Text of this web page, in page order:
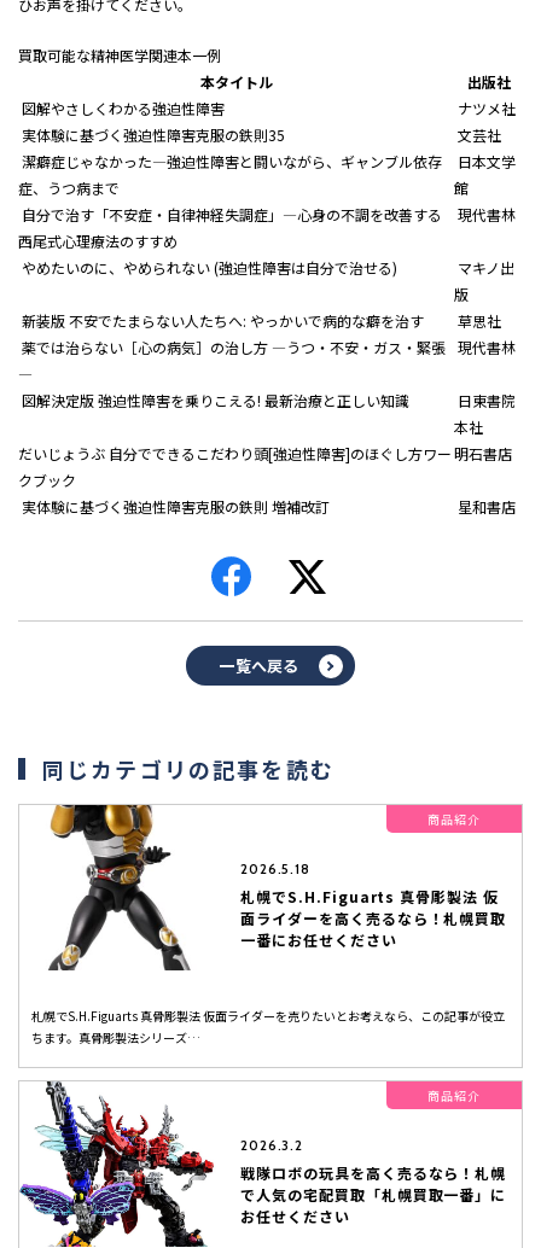
ひお声を掛けてください。
買取可能な精神医学関連本一例
本タイトル
出版社
図解やさしくわかる強迫性障害
ナツメ社
実体験に基づく強迫性障害克服の鉄則35
文芸社
潔癖症じゃなかった―強迫性障害と闘いながら、ギャンブル依存
症、うつ病まで
日本文学
館
自分で治す「不安症・自律神経失調症」―心身の不調を改善する
西尾式心理療法のすすめ
現代書林
やめたいのに、やめられない (強迫性障害は自分で治せる)
マキノ出
版
新装版 不安でたまらない人たちへ: やっかいで病的な癖を治す
草思社
薬では治らない［心の病気］の治し方 ―うつ・不安・ガス・緊張
―
現代書林
図解決定版 強迫性障害を乗りこえる! 最新治療と正しい知識
日東書院
本社
だいじょうぶ 自分でできるこだわり頭[強迫性障害]のほぐし方ワー
クブック
明石書店
実体験に基づく強迫性障害克服の鉄則 増補改訂 星和書店
一覧へ戻る
同じカテゴリの記事を読む
商品紹介
2026.5.18
札幌でS.H.Figuarts 真骨彫製法 仮
面ライダーを高く売るなら！札幌買取
一番にお任せください
札幌でS.H.Figuarts 真骨彫製法 仮面ライダーを売りたいとお考えなら、この記事が役立
ちます。真骨彫製法シリーズ…
商品紹介
2026.3.2
戦隊ロボの玩具を高く売るなら！札幌
で人気の宅配買取「札幌買取一番」に
お任せください